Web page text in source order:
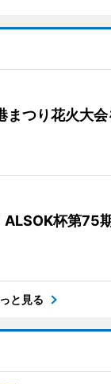
まつり花火大会
ALSOK杯第75
と見る